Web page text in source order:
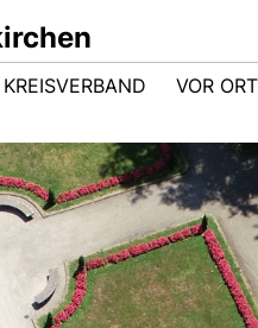
KREISVERBAND VOR ORT